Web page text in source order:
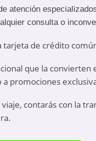
atención
consulta o
tarjeta de crédito
que la
promociones
contarás con la